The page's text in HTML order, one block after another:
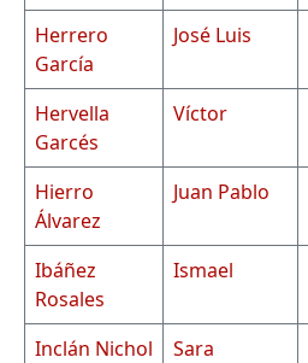
Herrero
García
José Luis
Hervella
Garcés
Víctor
Hierro
Álvarez
Juan Pablo
Ibáñez
Rosales
Ismael
Inclán Nichol Sara